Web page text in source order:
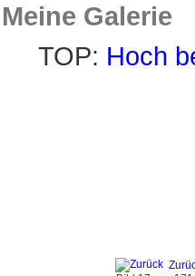
Meine Galerie
TOP: Hoch